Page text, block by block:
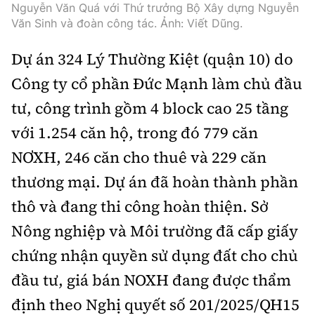
Nguyễn Văn Quá với Thứ trưởng Bộ Xây dựng Nguyễn
Văn Sinh và đoàn công tác. Ảnh: Viết Dũng.
Dự án 324 Lý Thường Kiệt (quận 10) do
Công ty cổ phần Đức Mạnh làm chủ đầu
tư, công trình gồm 4 block cao 25 tầng
với 1.254 căn hộ, trong đó 779 căn
NƠXH, 246 căn cho thuê và 229 căn
thương mại. Dự án đã hoàn thành phần
thô và đang thi công hoàn thiện. Sở
Nông nghiệp và Môi trường đã cấp giấy
chứng nhận quyền sử dụng đất cho chủ
đầu tư, giá bán NOXH đang được thẩm
định theo Nghị quyết số 201/2025/QH15